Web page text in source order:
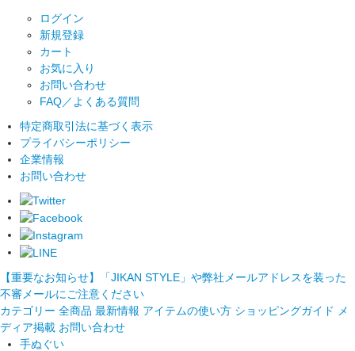
ログイン
新規登録
カート
お気に入り
お問い合わせ
FAQ／よくある質問
特定商取引法に基づく表示
プライバシーポリシー
企業情報
お問い合わせ
【重要なお知らせ】「JIKAN STYLE」や弊社メールアドレスを装った
不審メールにご注意ください
カテゴリー 全商品 最新情報 アイテムの使い方 ショッピングガイド
メ
ディア掲載 お問い合わせ
手ぬぐい